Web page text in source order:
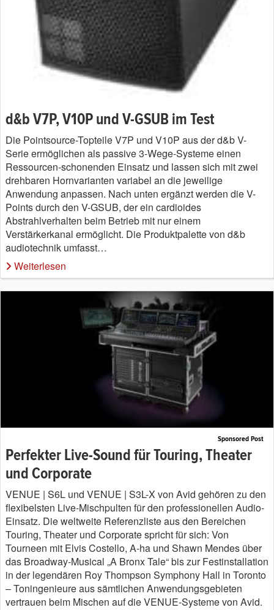
d&b V7P, V10P und V-GSUB im Test
Die Pointsource-Topteile V7P und V10P aus der d&b V-
Serie ermöglichen als passive 3-Wege-Systeme einen
Ressourcen-schonenden Einsatz und lassen sich mit zwei
drehbaren Hornvarianten variabel an die jeweilige
Anwendung anpassen. Nach unten ergänzt werden die V-
Points durch den V-GSUB, der ein cardioides
Abstrahlverhalten beim Betrieb mit nur einem
Verstärkerkanal ermöglicht. Die Produktpalette von d&b
audiotechnik umfasst…
Weiterlesen
Sponsored Post
Perfekter Live-Sound für Touring, Theater
und Corporate
VENUE | S6L und VENUE | S3L-X von Avid gehören zu den
flexibelsten Live-Mischpulten für den professionellen Audio-
Einsatz. Die weltweite Referenzliste aus den Bereichen
Touring, Theater und Corporate spricht für sich: Von
Tourneen mit Elvis Costello, A-ha und Shawn Mendes über
das Broadway-Musical „A Bronx Tale“ bis zur Festinstallation
in der legendären Roy Thompson Symphony Hall in Toronto
– Toningenieure aus sämtlichen Anwendungsgebieten
vertrauen beim Mischen auf die VENUE-Systeme von Avid.